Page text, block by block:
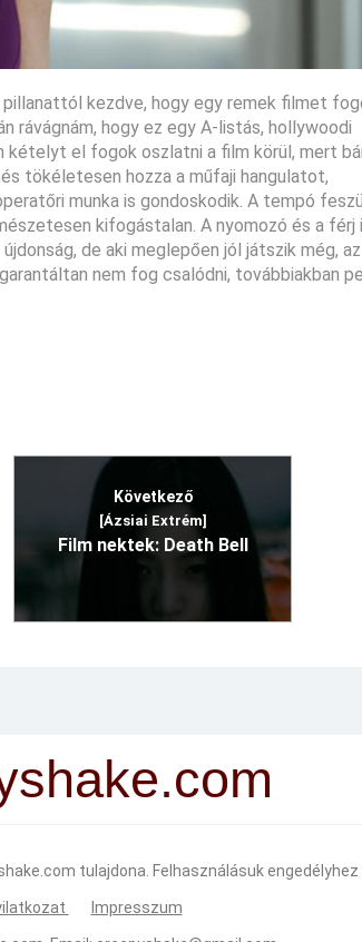
pillanattól kezdve, hogy egy remek filmet
rávágnám, hogy ez egy A-listás, hollywoodi
kételyt el fogok oszlatni a film körül, mert
tökéletesen hozza a műfaji hangulatot,
munka is gondoskodik. A tempó
kifogástalan. A nyomozó és a férj
de aki meglepően jól játszik még,
nem fog csalódni, továbbiakban
Következő
[Ázsiai Extrém]
Film nektek: Death Bell
tulajdona. Felhasználásuk
Impresszum